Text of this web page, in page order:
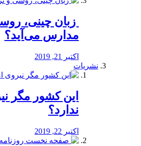
زبان چینی،
مدارس می‌آید؟
اکتبر 21, 2019
نشریات
این کشور مگر
ندارد؟
اکتبر 22, 2019